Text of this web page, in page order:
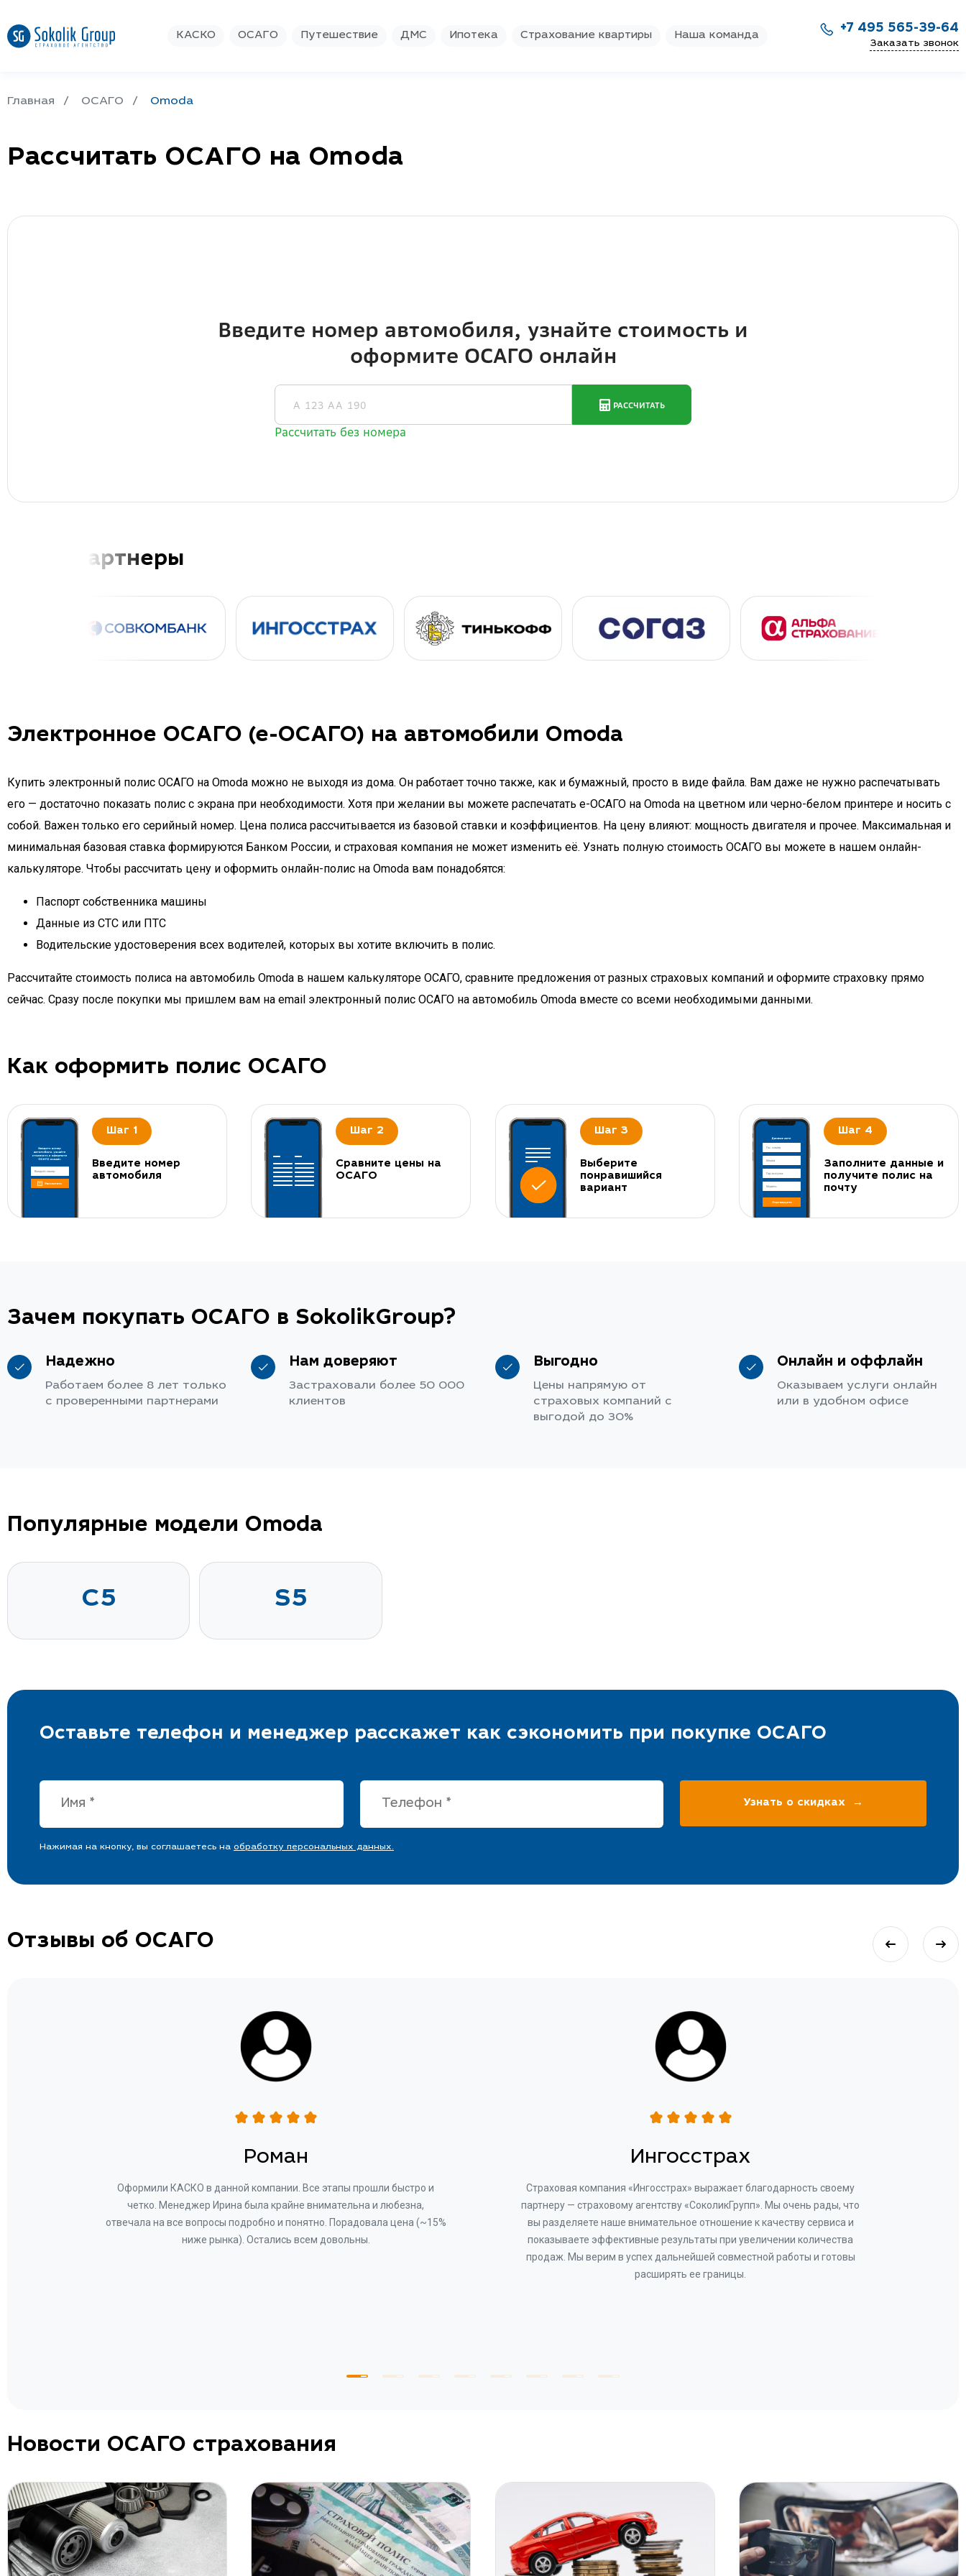
КАСКО ОСАГО Путешествие ДМС Ипотека Страхование квартиры Наша команда
+7 495 565-39-64
Заказать звонок
Главная ОСАГО Omoda
Рассчитать ОСАГО на Omoda
Наши партнеры
Электронное ОСАГО (е-ОСАГО) на автомобили Omoda
Купить электронный полис ОСАГО на Omoda можно не выходя из дома. Он работает точно также, как и бумажный, просто в виде файла. Вам даже не нужно распечатывать
его — достаточно показать полис с экрана при необходимости. Хотя при желании вы можете распечатать e-ОСАГО на Omoda на цветном или черно-белом принтере и носить с
собой. Важен только его серийный номер. Цена полиса рассчитывается из базовой ставки и коэффициентов. На цену влияют: мощность двигателя и прочее. Максимальная и
минимальная базовая ставка формируются Банком России, и страховая компания не может изменить её. Узнать полную стоимость ОСАГО вы можете в нашем онлайн-
калькуляторе. Чтобы рассчитать цену и оформить онлайн-полис на Omoda вам понадобятся:
Паспорт собственника машины
Данные из СТС или ПТС
Водительские удостоверения всех водителей, которых вы хотите включить в полис.
Рассчитайте стоимость полиса на автомобиль Omoda в нашем калькуляторе ОСАГО, сравните предложения от разных страховых компаний и оформите страховку прямо
сейчас. Сразу после покупки мы пришлем вам на email электронный полис ОСАГО на автомобиль Omoda вместе со всеми необходимыми данными.
Как оформить полис ОСАГО
Шаг 1
Введите номер
автомобиля
Шаг 2
Сравните цены на
ОСАГО
Шаг 3
Выберите
понравишийся
вариант
Шаг 4
Заполните данные и
получите полис на
почту
Зачем покупать ОСАГО в SokolikGroup?
Надежно
Работаем более 8 лет только
с проверенными партнерами
Нам доверяют
Застраховали более 50 000
клиентов
Выгодно
Цены напрямую от
страховых компаний с
выгодой до 30%
Онлайн и оффлайн
Оказываем услуги онлайн
или в удобном офисе
Популярные модели Omoda
C5 S5
Оставьте телефон и менеджер расскажет как сэкономить при покупке ОСАГО
Нажимая на кнопку, вы соглашаетесь на обработку персональных данных.
Отзывы об ОСАГО
Роман
Оформили КАСКО в данной компании. Все этапы прошли быстро и
четко. Менеджер Ирина была крайне внимательна и любезна,
отвечала на все вопросы подробно и понятно. Порадовала цена (~15%
ниже рынка). Остались всем довольны.
Ингосстрах
Страховая компания «Ингосстрах» выражает благодарность своему
партнеру — страховому агентству «СоколикГрупп». Мы очень рады, что
вы разделяете наше внимательное отношение к качеству сервиса и
показываете эффективные результаты при увеличении количества
продаж. Мы верим в успех дальнейшей совместной работы и готовы
расширять ее границы.
Новости ОСАГО страхования